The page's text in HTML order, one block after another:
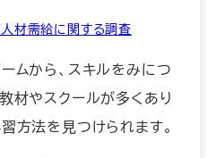
材需給に関する調査
ムから、スキルをみにつ
材やスクールが多くあり
方法を見つけられます。